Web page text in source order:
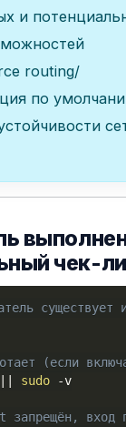
и
routing/
по
чек-
существует
(если
sudo -v
вход